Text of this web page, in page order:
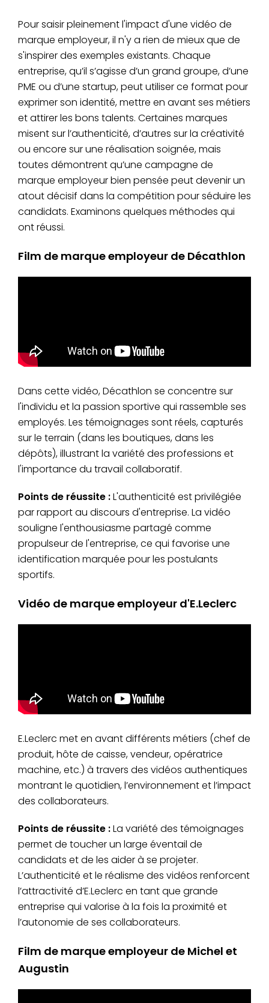
Pour saisir pleinement l'impact d'une vidéo de
marque employeur, il n'y a rien de mieux que de
s'inspirer des exemples existants. Chaque
entreprise, qu’il s’agisse d’un grand groupe, d’une
PME ou d’une startup, peut utiliser ce format pour
exprimer son identité, mettre en avant ses métiers
et attirer les bons talents. Certaines marques
misent sur l’authenticité, d’autres sur la créativité
ou encore sur une réalisation soignée, mais
toutes démontrent qu’une campagne de
marque employeur bien pensée peut devenir un
atout décisif dans la compétition pour séduire les
candidats. Examinons quelques méthodes qui
ont réussi.
Film de marque employeur de Décathlon
Dans cette vidéo, Décathlon se concentre sur
l'individu et la passion sportive qui rassemble ses
employés. Les témoignages sont réels, capturés
sur le terrain (dans les boutiques, dans les
dépôts), illustrant la variété des professions et
l'importance du travail collaboratif.
Points de réussite :L'authenticité est privilégiée
par rapport au discours d'entreprise. La vidéo
souligne l'enthousiasme partagé comme
propulseur de l'entreprise, ce qui favorise une
identification marquée pour les postulants
sportifs.
Vidéo de marque employeur d'E.Leclerc
E.Leclerc met en avant différents métiers (chef de
produit, hôte de caisse, vendeur, opératrice
machine, etc.) à travers des vidéos authentiques
montrant le quotidien, l’environnement et l’impact
des collaborateurs.
Points de réussite :La variété des témoignages
permet de toucher un large éventail de
candidats et de les aider à se projeter.
L’authenticité et le réalisme des vidéos renforcent
l’attractivité d’E.Leclerc en tant que grande
entreprise qui valorise à la fois la proximité et
l’autonomie de ses collaborateurs.
Film de marque employeur de Michel et
Augustin